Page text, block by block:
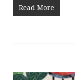
Read More